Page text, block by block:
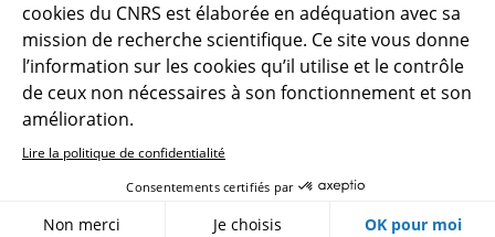
CNRS Le Mag
© 2026, CNRS
Créer un compte Se connecter
Gestion des cookies
cookies du CNRS est élaborée en adéquation avec sa
mission de recherche scientifique. Ce site vous donne
l’information sur les cookies qu’il utilise et le contrôle
de ceux non nécessaires à son fonctionnement et son
amélioration.
Lire la politique de confidentialité
Consentements certifiés par
Non merci Je choisis OK pour moi